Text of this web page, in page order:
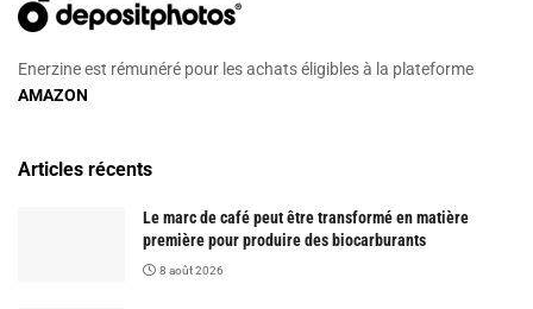
Enerzine est rémunéré pour les achats éligibles à la plateforme
AMAZON
Articles récents
Le marc de café peut être transformé en matière
première pour produire des biocarburants
8 août 2026